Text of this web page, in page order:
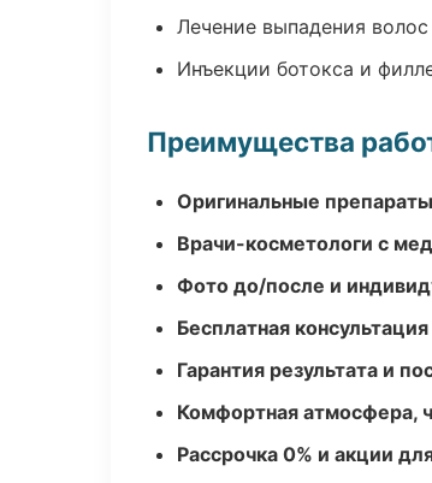
Лечение выпадения
Инъекции ботокса и
Преимущества
Оригинальные
Врачи-косметологи с
Фото до/после и
Бесплатная
Гарантия результата и
Комфортная атмосфера,
Рассрочка 0% и акции